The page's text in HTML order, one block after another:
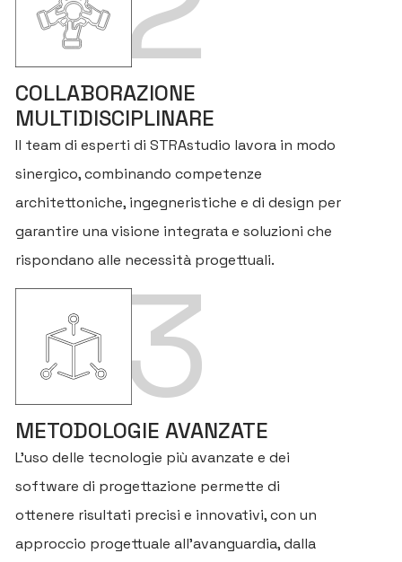
COLLABORAZIONE
MULTIDISCIPLINARE
Il team di esperti di STRAstudio lavora in modo
sinergico, combinando competenze
architettoniche, ingegneristiche e di design per
garantire una visione integrata e soluzioni che
rispondano alle necessità progettuali.
3
METODOLOGIE AVANZATE
L’uso delle tecnologie più avanzate e dei
software di progettazione permette di
ottenere risultati precisi e innovativi, con un
approccio progettuale all’avanguardia, dalla